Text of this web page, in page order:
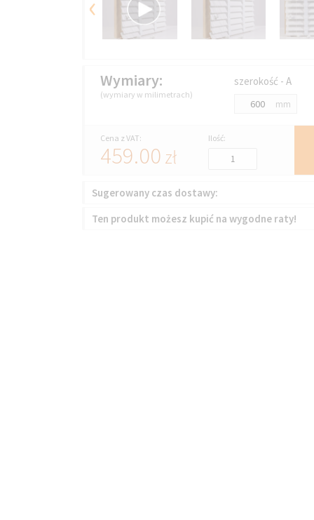
Wymiary:
(wymiary w milimetrach)
szerokość - A
mm
Cena z VAT:
459.00 zł
Ilość:
Sugerowany czas dostawy:
Ten produkt możesz kupić na wygodne raty!